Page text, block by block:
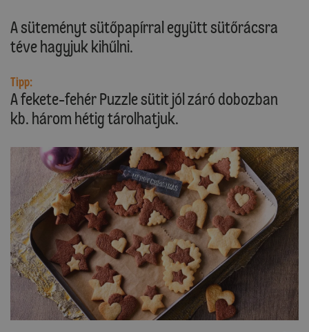
A süteményt sütőpapírral együtt sütőrácsra
téve hagyjuk kihűlni.
Tipp:
A fekete-fehér Puzzle sütit jól záró dobozban
kb. három hétig tárolhatjuk.